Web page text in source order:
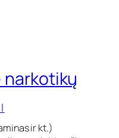
narkotikų
ir kt.)